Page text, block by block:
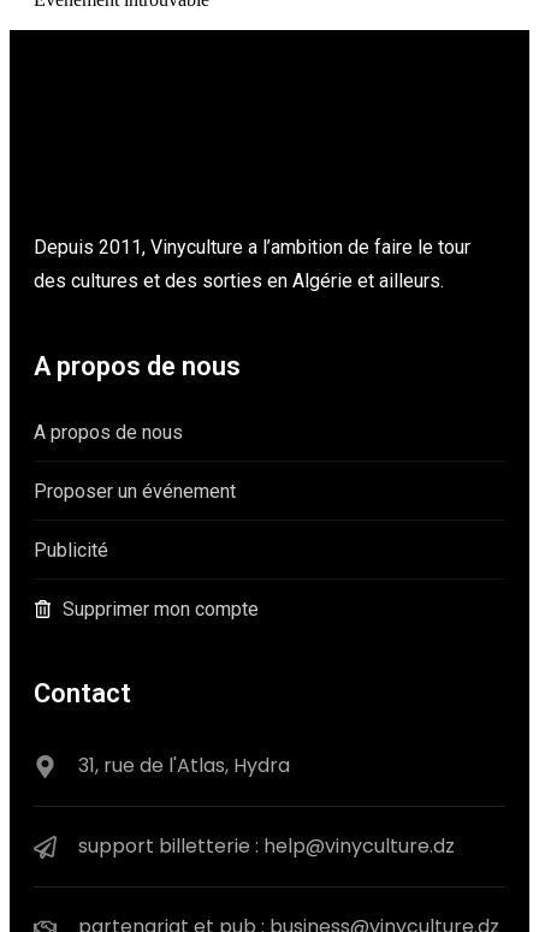
Depuis 2011, Vinyculture a l’ambition de faire le tour
des cultures et des sorties en Algérie et ailleurs.
A propos de nous
A propos de nous
Proposer un événement
Publicité
Supprimer mon compte
Contact
31, rue de l'Atlas, Hydra
support billetterie : help@vinyculture.dz